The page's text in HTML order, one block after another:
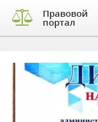
Правовой
портал